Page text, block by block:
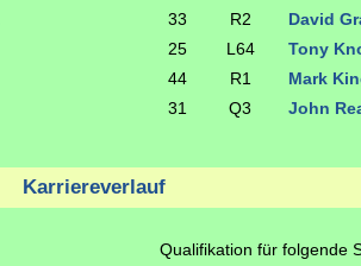
33 R2
David
25 L64
Tony
44 R1
Mark
31 Q3 John
Karriereverlauf
Qualifikation für folgende